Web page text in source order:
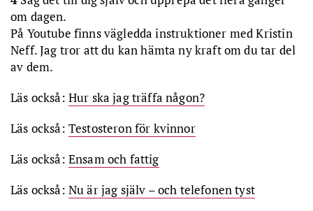
om dagen.
På Youtube finns vägledda instruktioner med Kristin
Neff. Jag tror att du kan hämta ny kraft om du tar del
av dem.
Läs också: Hur ska jag träffa någon?
Läs också: Testosteron för kvinnor
Läs också: Ensam och fattig
Läs också: Nu är jag själv – och telefonen tyst